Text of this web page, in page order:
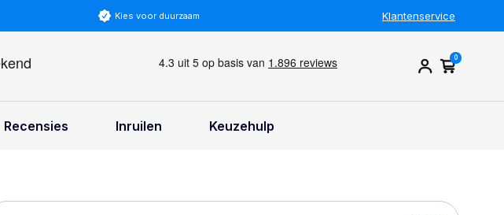
Kies voor duurzaam Klantenservice
0
Recensies Inruilen Keuzehulp